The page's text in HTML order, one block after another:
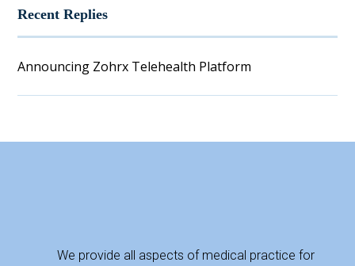
Recent Replies
Announcing Zohrx Telehealth Platform
We provide all aspects of medical practice for